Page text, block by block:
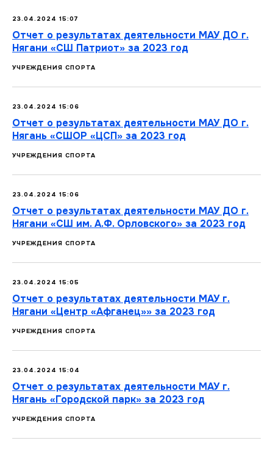
23.04.2024 15:07
Отчет о результатах деятельности МАУ ДО г.
Нягани «СШ Патриот» за 2023 год
УЧРЕЖДЕНИЯ СПОРТА
23.04.2024 15:06
Отчет о результатах деятельности МАУ ДО г.
Нягань «СШОР «ЦСП» за 2023 год
УЧРЕЖДЕНИЯ СПОРТА
23.04.2024 15:06
Отчет о результатах деятельности МАУ ДО г.
Нягани «СШ им. А.Ф. Орловского» за 2023 год
УЧРЕЖДЕНИЯ СПОРТА
23.04.2024 15:05
Отчет о результатах деятельности МАУ г.
Нягани «Центр «Афганец»» за 2023 год
УЧРЕЖДЕНИЯ СПОРТА
23.04.2024 15:04
Отчет о результатах деятельности МАУ г.
Нягань «Городской парк» за 2023 год
УЧРЕЖДЕНИЯ СПОРТА